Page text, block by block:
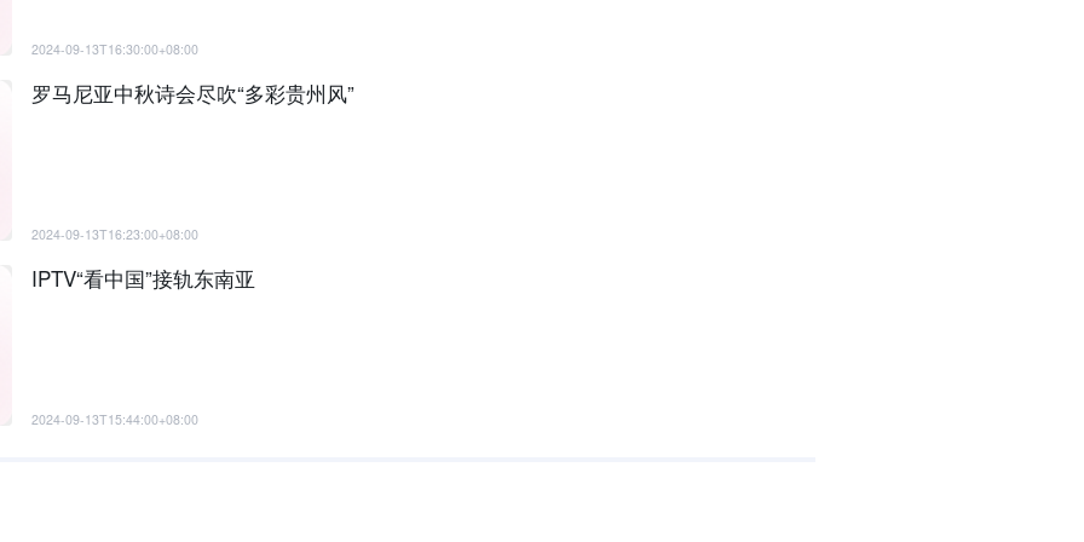
2024-09-13T16:30:00+08:00
罗马尼亚中秋诗会尽吹“多彩贵州风”
2024-09-13T16:23:00+08:00
IPTV“看中国”接轨东南亚
2024-09-13T15:44:00+08:00